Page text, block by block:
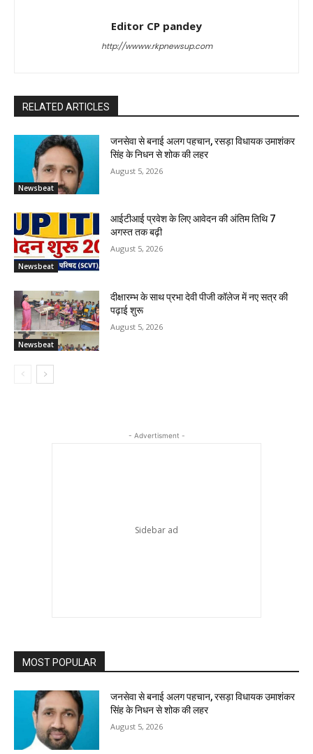
Editor CP pandey
http://wwww.rkpnewsup.com
RELATED ARTICLES
Newsbeat
जनसेवा से बनाई अलग पहचान, रसड़ा विधायक उमाशंकर
सिंह के निधन से शोक की लहर
August 5, 2026
Newsbeat
आईटीआई प्रवेश के लिए आवेदन की अंतिम तिथि 7
अगस्त तक बढ़ी
August 5, 2026
Newsbeat
दीक्षारम्भ के साथ प्रभा देवी पीजी कॉलेज में नए सत्र की
पढ़ाई शुरू
August 5, 2026
- Advertisment -
MOST POPULAR
जनसेवा से बनाई अलग पहचान, रसड़ा विधायक उमाशंकर
सिंह के निधन से शोक की लहर
August 5, 2026